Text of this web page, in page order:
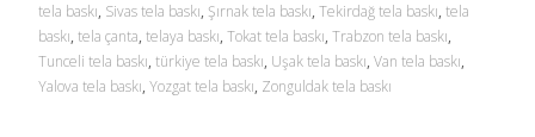
tela baskı, Sivas tela baskı, Şırnak tela baskı, Tekirdağ tela baskı, tela
baskı, tela çanta, telaya baskı, Tokat tela baskı, Trabzon tela baskı,
Tunceli tela baskı, türkiye tela baskı, Uşak tela baskı, Van tela baskı,
Yalova tela baskı, Yozgat tela baskı, Zonguldak tela baskı